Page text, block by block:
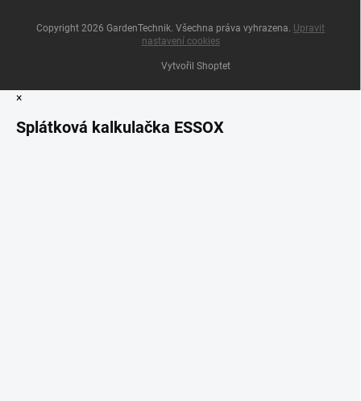
Vytvořil Shoptet
Copyright 2026 GardenTechnik. Všechna práva vyhrazena. Upravit
nastavení cookies
×
Splátková kalkulačka ESSOX